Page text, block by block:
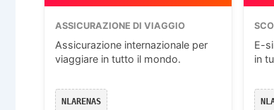
ASSICURAZIONE DI VIAGGIO
Assicurazione internazionale per
viaggiare in tutto il mondo.
NLARENAS
E-
in